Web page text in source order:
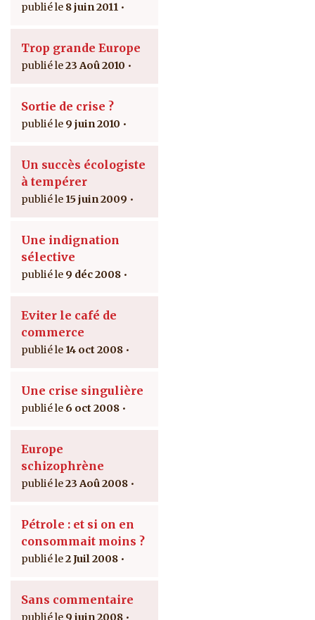
8 juin 2011
Trop grande Europe
23 Aoû 2010
Sortie de crise ?
9 juin 2010
Un succès écologiste
à tempérer
15 juin 2009
Une indignation
sélective
9 déc 2008
Eviter le café de
commerce
14 oct 2008
Une crise singulière
6 oct 2008
Europe
schizophrène
23 Aoû 2008
Pétrole : et si on en
consommait moins ?
2 Juil 2008
Sans commentaire
9 juin 2008